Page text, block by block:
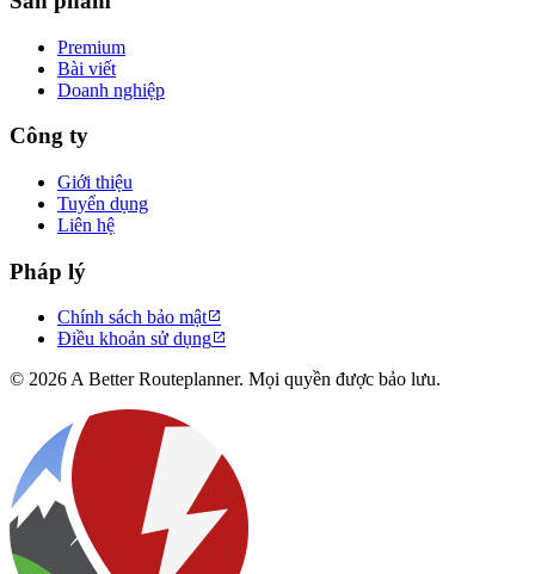
Premium
Bài viết
Doanh nghiệp
Công ty
Giới thiệu
Tuyển dụng
Liên hệ
Pháp lý
Chính sách bảo mật
Điều khoản sử dụng
© 2026 A Better Routeplanner. Mọi quyền được bảo lưu.